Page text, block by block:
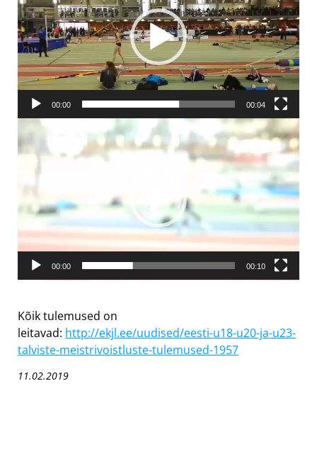
00:00 00:04
Videoesitaja
00:00 00:10
Kõik tulemused on
leitavad: http://ekjl.ee/uudised/eesti-u18-u20-ja-u23-
talviste-meistrivoistluste-tulemused-1957
11.02.2019